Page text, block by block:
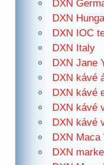
DXN
DXN
DXN IOC
DXN Italy
DXN Jane
DXN kávé
DXN kávé
DXN kávé
DXN kávé
DXN Maca
DXN